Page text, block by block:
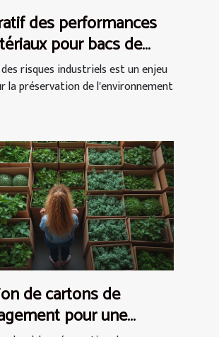
des performances
pour bacs de
souples
risques industriels est un enjeu
la préservation de l'environnement
de cartons de
pour une